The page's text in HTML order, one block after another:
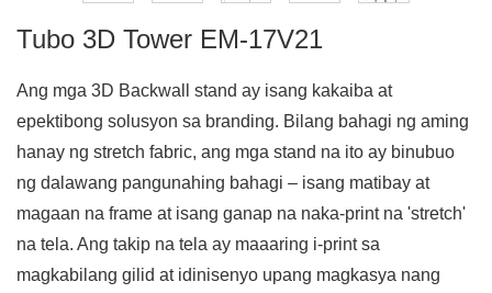
Tubo 3D Tower EM-17V21
Ang mga 3D Backwall stand ay isang kakaiba at
epektibong solusyon sa branding. Bilang bahagi ng aming
hanay ng stretch fabric, ang mga stand na ito ay binubuo
ng dalawang pangunahing bahagi – isang matibay at
magaan na frame at isang ganap na naka-print na 'stretch'
na tela. Ang takip na tela ay maaaring i-print sa
magkabilang gilid at idinisenyo upang magkasya nang